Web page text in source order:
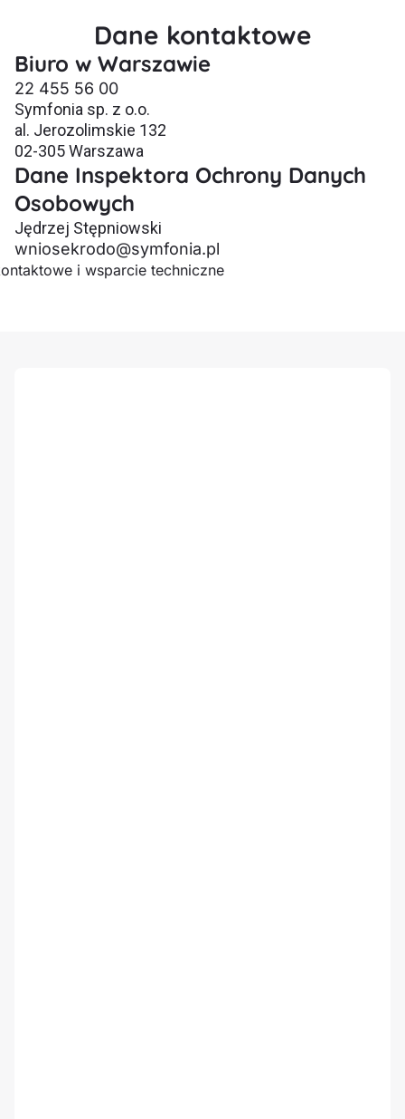
Dane kontaktowe
Biuro w Warszawie
22 455 56 00
Symfonia sp. z o.o.
al. Jerozolimskie 132
02-305 Warszawa
Dane Inspektora Ochrony Danych
Osobowych
Jędrzej Stępniowski
wniosekrodo@symfonia.pl